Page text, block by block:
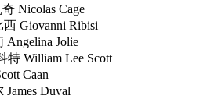
Cage
Ribisi
Jolie
Lee Scott
Caan
Duval